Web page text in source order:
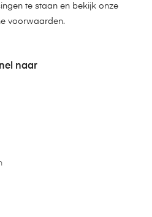
te staan en bekijk onze
voorwaarden.
naar